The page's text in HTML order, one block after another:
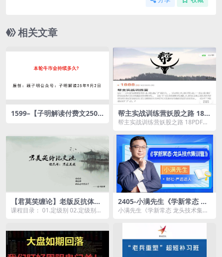
相关文章
1599–【子明解读付费文2509
帮主实战训练营妖股之路 18P
DF
帮主实战训练营妖股之路 18PDF资
【君莫笑缠论】老版反抗体系
课程26课全
课程目录： 01.定级别 02.定级别复
2405-小满先生《学新常态 龙
头技术集训营》系统课+小班
小满先生《学新常态 龙头技术集训